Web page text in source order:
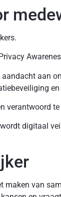
aan
verantwoord
digitaal
maken van